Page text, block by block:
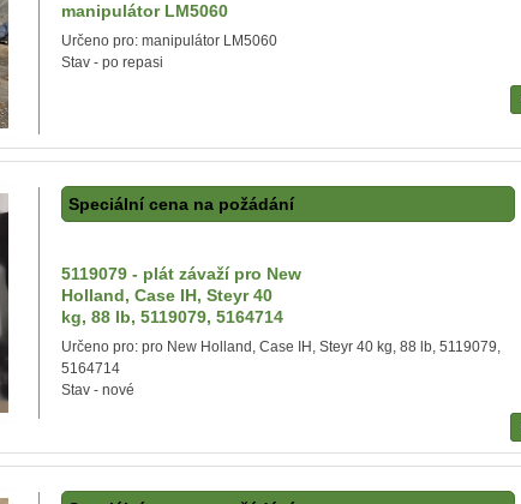
manipulátor LM5060
Určeno pro: manipulátor LM5060
Stav - po repasi
Speciální cena na požádání
5119079 - plát závaží pro New
Holland, Case IH, Steyr 40
kg, 88 lb, 5119079, 5164714
Určeno pro: pro New Holland, Case IH, Steyr 40 kg, 88 lb, 5119079,
5164714
Stav - nové